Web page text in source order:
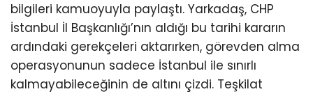
bilgileri kamuoyuyla paylaştı. Yarkadaş, CHP
İstanbul İl Başkanlığı’nın aldığı bu tarihi kararın
ardındaki gerekçeleri aktarırken, görevden alma
operasyonunun sadece İstanbul ile sınırlı
kalmayabileceğinin de altını çizdi. Teşkilat